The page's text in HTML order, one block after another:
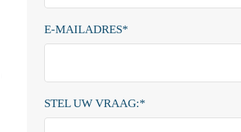
E-MAILADRES*
STEL UW VRAAG:*